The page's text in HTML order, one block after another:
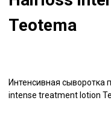
Teotema
Интенсивная сыворотка
intense treatment lotion